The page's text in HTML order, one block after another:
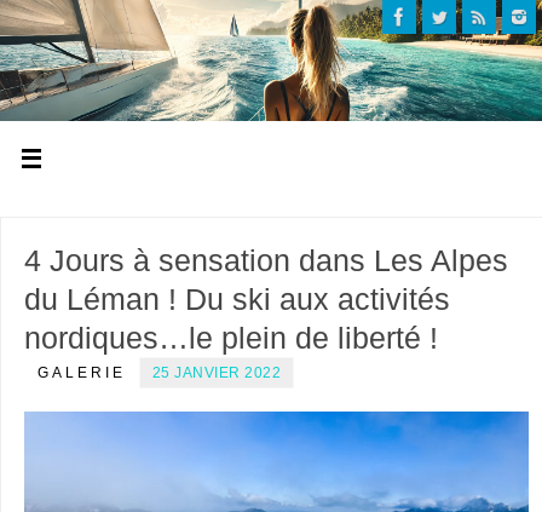
4 Jours à sensation dans Les Alpes
du Léman ! Du ski aux activités
nordiques…le plein de liberté !
GALERIE 25 JANVIER 2022